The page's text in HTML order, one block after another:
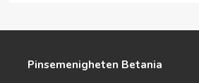
Pinsemenigheten Betania